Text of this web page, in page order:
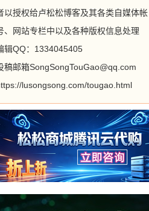
以授权给卢松松博客及其各类自媒体帐
、网站专栏中以及各种版权信息处理
辑QQ：1334045405
稿邮箱SongSongTouGao@qq.com
lusongsong.com/tougao.html